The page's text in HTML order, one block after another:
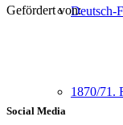
Deutsch-
1870/71.
Gefördert von:
Social Media